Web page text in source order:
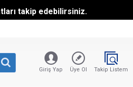
takip edebilirsiniz.
Giriş Yap Üye Ol Takip Listem